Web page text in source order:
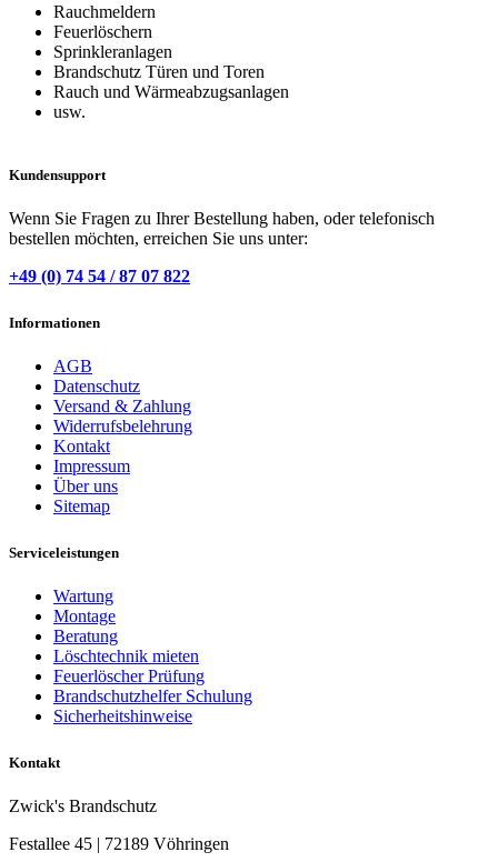
Rauchmeldern
Feuerlöschern
Sprinkleranlagen
Brandschutz Türen und Toren
Rauch und Wärmeabzugsanlagen
usw.
Kundensupport
Wenn Sie Fragen zu Ihrer Bestellung haben, oder telefonisch
bestellen möchten, erreichen Sie uns unter:
+49 (0) 74 54 / 87 07 822
Informationen
AGB
Datenschutz
Versand & Zahlung
Widerrufsbelehrung
Kontakt
Impressum
Über uns
Sitemap
Serviceleistungen
Wartung
Montage
Beratung
Löschtechnik mieten
Feuerlöscher Prüfung
Brandschutzhelfer Schulung
Sicherheitshinweise
Kontakt
Zwick's Brandschutz
Festallee 45 | 72189 Vöhringen